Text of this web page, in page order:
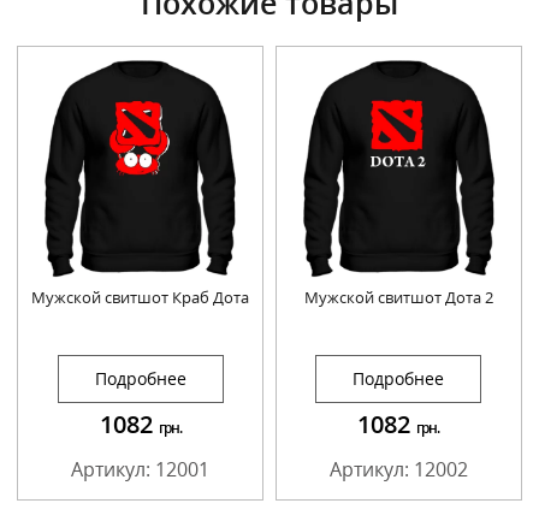
Мужской свитшот Краб Дота
Подробнее
1082 грн.
Артикул: 12001
Мужской свитшот Дота 2
Подробнее
1082 грн.
Артикул: 12002